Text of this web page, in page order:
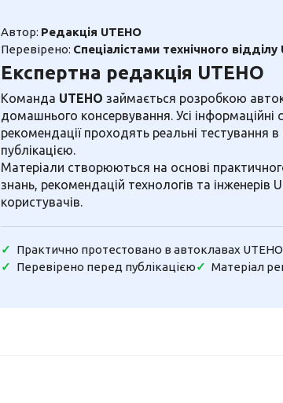
Автор: Редакція UTEHO
Перевірено: Спеціалістами технічного відділу
Експертна редакція UTEHO
Команда UTEHO займається розробкою
домашнього консервування. Усі інформаційні
рекомендації проходять реальні тестування
публікацією.
Матеріали створюються на основі
знань, рекомендацій технологів та інженерів
користувачів.
Практично протестовано в автоклавах UTEHO
Перевірено перед публікацією
Матеріал